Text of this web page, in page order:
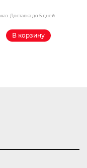
Доставка до 5 дней
В корзину